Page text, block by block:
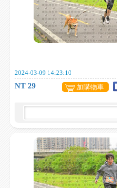
2024-03-09 14:23:10
NT 29 加購物車